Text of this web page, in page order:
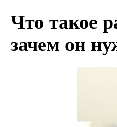
Что такое
зачем он